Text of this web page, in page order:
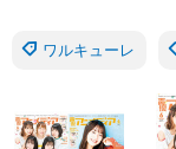
ワルキューレ